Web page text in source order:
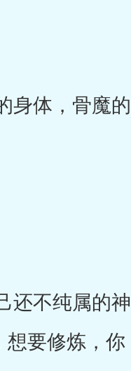
体，骨魔的
不纯属的神
要修炼，你